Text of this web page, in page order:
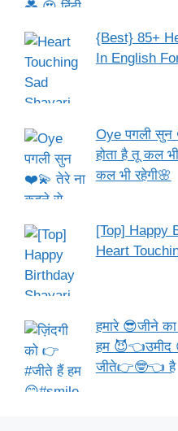
{Best} 85+
In English
Oye पगली
होता है तू कल
कल भी रहेगी🌸
[Top] Happy
Heart
हमारे 😎जीने
हम 😈👈उमीद
जीते👉🤓👈 है